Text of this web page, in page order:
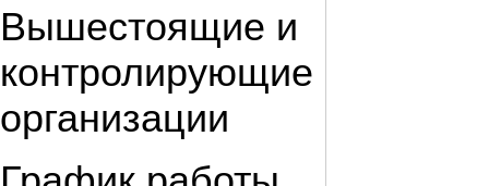
Вышестоящие и
контролирующие
организации